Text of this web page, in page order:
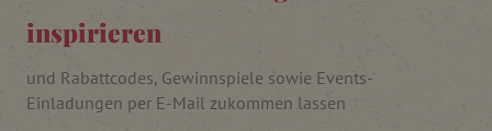
inspirieren
und Rabattcodes, Gewinnspiele sowie Events-
Einladungen per E-Mail zukommen lassen
_lb_ccc .agathaswelt.de